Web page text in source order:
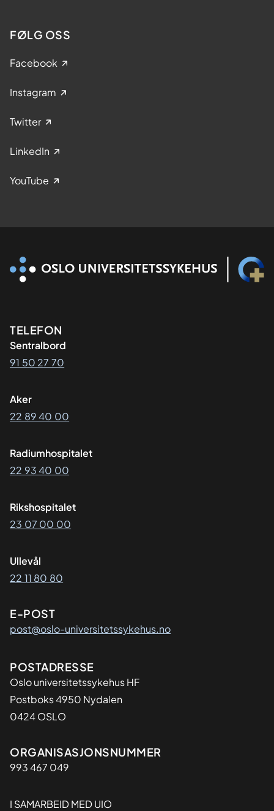
FØLG OSS
Facebook
Instagram
Twitter
LinkedIn
YouTube
Kontaktinformasjon
TELEFON
Sentralbord
91 50 27 70
Aker
22 89 40 00
Radiumhospitalet
22 93 40 00
Rikshospitalet
23 07 00 00
Ullevål
22 11 80 80
E-POST
post@oslo-universitetssykehus.no
Adresse
POSTADRESSE
Oslo universitetssykehus HF
Postboks 4950 Nydalen
0424 OSLO
Organisasjon
ORGANISASJONSNUMMER
993 467 049
I SAMARBEID MED UIO